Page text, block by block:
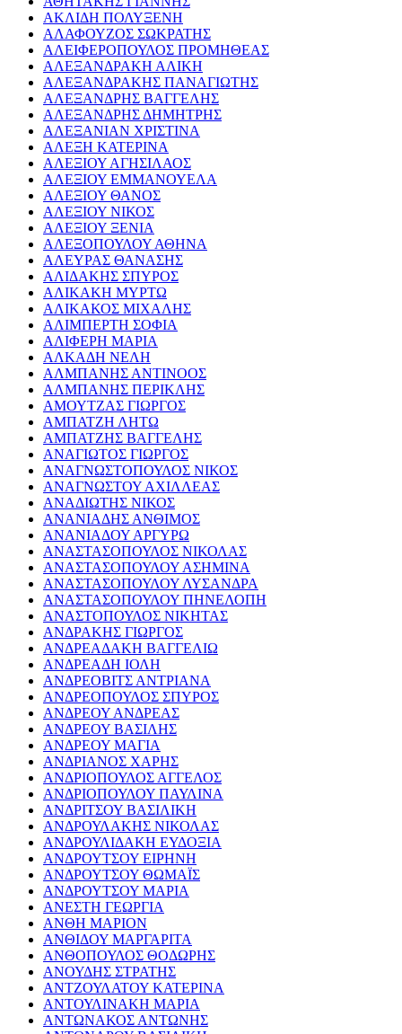
ΑΚΛΙΔΗ ΠΟΛΥΞΕΝΗ
ΑΛΑΦΟΥΖΟΣ ΣΩΚΡΑΤΗΣ
ΑΛΕΙΦΕΡΟΠΟΥΛΟΣ ΠΡΟΜΗΘΕΑΣ
ΑΛΕΞΑΝΔΡΑΚΗ ΑΛΙΚΗ
ΑΛΕΞΑΝΔΡΑΚΗΣ ΠΑΝΑΓΙΩΤΗΣ
ΑΛΕΞΑΝΔΡΗΣ ΒΑΓΓΕΛΗΣ
ΑΛΕΞΑΝΔΡΗΣ ΔΗΜΗΤΡΗΣ
ΑΛΕΞΑΝΙΑΝ ΧΡΙΣΤΙΝΑ
ΑΛΕΞΗ ΚΑΤΕΡΙΝΑ
ΑΛΕΞΙΟΥ ΑΓΗΣΙΛΑΟΣ
ΑΛΕΞΙΟΥ ΕΜΜΑΝΟΥΕΛΑ
ΑΛΕΞΙΟΥ ΘΑΝΟΣ
ΑΛΕΞΙΟΥ ΝΙΚΟΣ
ΑΛΕΞΙΟΥ ΞΕΝΙΑ
ΑΛΕΞΟΠΟΥΛΟΥ ΑΘΗΝΑ
ΑΛΕΥΡΑΣ ΘΑΝΑΣΗΣ
ΑΛΙΔΑΚΗΣ ΣΠΥΡΟΣ
ΑΛΙΚΑΚΗ ΜΥΡΤΩ
ΑΛΙΚΑΚΟΣ ΜΙΧΑΛΗΣ
ΑΛΙΜΠΕΡΤΗ ΣΟΦΙΑ
ΑΛΙΦΕΡΗ ΜΑΡΙΑ
ΑΛΚΑΔΗ ΝΕΛΗ
ΑΛΜΠΑΝΗΣ ΑΝΤΙΝΟΟΣ
ΑΛΜΠΑΝΗΣ ΠΕΡΙΚΛΗΣ
ΑΜΟΥΤΖΑΣ ΓΙΩΡΓΟΣ
ΑΜΠΑΤΖΗ ΛΗΤΩ
ΑΜΠΑΤΖΗΣ ΒΑΓΓΕΛΗΣ
ΑΝΑΓΙΩΤΟΣ ΓΙΩΡΓΟΣ
ΑΝΑΓΝΩΣΤΟΠΟΥΛΟΣ ΝΙΚΟΣ
ΑΝΑΓΝΩΣΤΟΥ ΑΧΙΛΛΕΑΣ
ΑΝΑΔΙΩΤΗΣ ΝΙΚΟΣ
ΑΝΑΝΙΑΔΗΣ ΑΝΘΙΜΟΣ
ΑΝΑΝΙΑΔΟΥ ΑΡΓΥΡΩ
ΑΝΑΣΤΑΣΟΠΟΥΛΟΣ ΝΙΚΟΛΑΣ
ΑΝΑΣΤΑΣΟΠΟΥΛΟΥ ΑΣΗΜΙΝΑ
ΑΝΑΣΤΑΣΟΠΟΥΛΟΥ ΛΥΣΑΝΔΡΑ
ΑΝΑΣΤΑΣΟΠΟΥΛΟΥ ΠΗΝΕΛΟΠΗ
ΑΝΑΣΤΟΠΟΥΛΟΣ ΝΙΚΗΤΑΣ
ΑΝΔΡΑΚΗΣ ΓΙΩΡΓΟΣ
ΑΝΔΡΕΑΔΑΚΗ ΒΑΓΓΕΛΙΩ
ΑΝΔΡΕΑΔΗ ΙΟΛΗ
ΑΝΔΡΕΟΒΙΤΣ ΑΝΤΡΙΑΝΑ
ΑΝΔΡΕΟΠΟΥΛΟΣ ΣΠΥΡΟΣ
ΑΝΔΡΕΟΥ ΑΝΔΡΕΑΣ
ΑΝΔΡΕΟΥ ΒΑΣΙΛΗΣ
ΑΝΔΡΕΟΥ ΜΑΓΙΑ
ΑΝΔΡΙΑΝΟΣ ΧΑΡΗΣ
ΑΝΔΡΙΟΠΟΥΛΟΣ ΑΓΓΕΛΟΣ
ΑΝΔΡΙΟΠΟΥΛΟΥ ΠΑΥΛΙΝΑ
ΑΝΔΡΙΤΣΟΥ ΒΑΣΙΛΙΚΗ
ΑΝΔΡΟΥΛΑΚΗΣ ΝΙΚΟΛΑΣ
ΑΝΔΡΟΥΛΙΔΑΚΗ ΕΥΔΟΞΙΑ
ΑΝΔΡΟΥΤΣΟΥ ΕΙΡΗΝΗ
ΑΝΔΡΟΥΤΣΟΥ ΘΩΜΑΪΣ
ΑΝΔΡΟΥΤΣΟΥ ΜΑΡΙΑ
ΑΝΕΣΤΗ ΓΕΩΡΓΙΑ
ΑΝΘΗ ΜΑΡΙΟΝ
ΑΝΘΙΔΟΥ ΜΑΡΓΑΡΙΤΑ
ΑΝΘΟΠΟΥΛΟΣ ΘΟΔΩΡΗΣ
ΑΝΟΥΔΗΣ ΣΤΡΑΤΗΣ
ΑΝΤΖΟΥΛΑΤΟΥ ΚΑΤΕΡΙΝΑ
ΑΝΤΟΥΛΙΝΑΚΗ ΜΑΡΙΑ
ΑΝΤΩΝΑΚΟΣ ΑΝΤΩΝΗΣ